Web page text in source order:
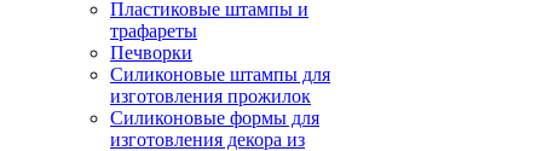
Пластиковые штампы и
трафареты
Печворки
Силиконовые штампы для
изготовления прожилок
Силиконовые формы для
изготовления декора из